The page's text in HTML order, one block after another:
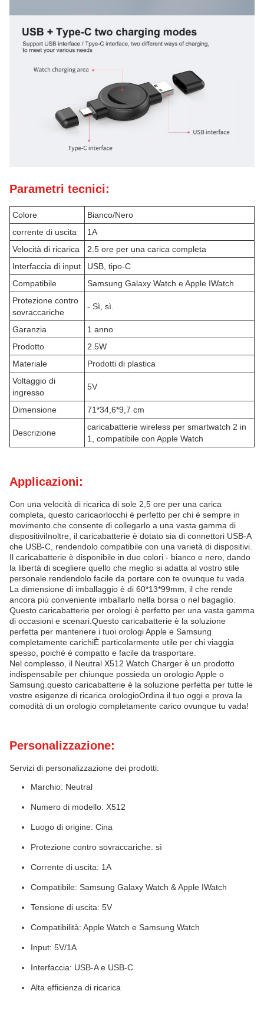
Parametri tecnici:
Colore
Bianco/Nero
corrente di uscita
1A
Velocità di ricarica
2.5 ore per una carica completa
Interfaccia di input
USB, tipo-C
Compatibile
Samsung Galaxy Watch e Apple IWatch
Protezione contro
sovraccariche
- Sì, sì.
Garanzia
1 anno
Prodotto
2.5W
Materiale
Prodotti di plastica
Voltaggio di
ingresso
5V
Dimensione 71*34,6*9,7 cm
Descrizione
caricabatterie wireless per smartwatch 2 in
1, compatibile con Apple Watch
Applicazioni:
Con una velocità di ricarica di sole 2,5 ore per una carica
completa, questo caricaorlocchi è perfetto per chi è sempre in
movimento.che consente di collegarlo a una vasta gamma di
dispositiviInoltre, il caricabatterie è dotato sia di connettori USB-A
che USB-C, rendendolo compatibile con una varietà di dispositivi.
Il caricabatterie è disponibile in due colori - bianco e nero, dando
la libertà di scegliere quello che meglio si adatta al vostro stile
personale.rendendolo facile da portare con te ovunque tu vada.
La dimensione di imballaggio è di 60*13*99mm, il che rende
ancora più conveniente imballarlo nella borsa o nel bagaglio.
Questo caricabatterie per orologi è perfetto per una vasta gamma
di occasioni e scenari.Questo caricabatterie è la soluzione
perfetta per mantenere i tuoi orologi Apple e Samsung
completamente carichiÈ particolarmente utile per chi viaggia
spesso, poiché è compatto e facile da trasportare.
Nel complesso, il Neutral X512 Watch Charger è un prodotto
indispensabile per chiunque possieda un orologio Apple o
Samsung.questo caricabatterie è la soluzione perfetta per tutte le
vostre esigenze di ricarica orologioOrdina il tuo oggi e prova la
comodità di un orologio completamente carico ovunque tu vada!
Personalizzazione:
Servizi di personalizzazione dei prodotti:
Marchio: Neutral
Numero di modello: X512
Luogo di origine: Cina
Protezione contro sovraccariche: sì
Corrente di uscita: 1A
Compatibile: Samsung Galaxy Watch & Apple IWatch
Tensione di uscita: 5V
Compatibilità: Apple Watch e Samsung Watch
Input: 5V/1A
Interfaccia: USB-A e USB-C
Alta efficienza di ricarica